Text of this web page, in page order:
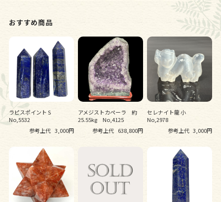
おすすめ商品
ラピスポイント S
No,5532
参考上代 3,000円
アメジストカペーラ 約
25.55kg No,4125
参考上代 638,800円
セレナイト龍 小
No,2978
参考上代 3,000円